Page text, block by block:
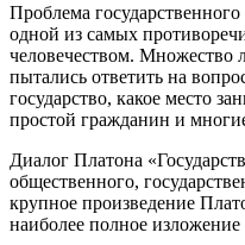
Проблема государственного
одной из самых
человечеством. Множество
пытались ответить на
государство, какое место
простой гражданин и
Диалог Платона
общественного,
крупное произведение
наиболее полное изложение